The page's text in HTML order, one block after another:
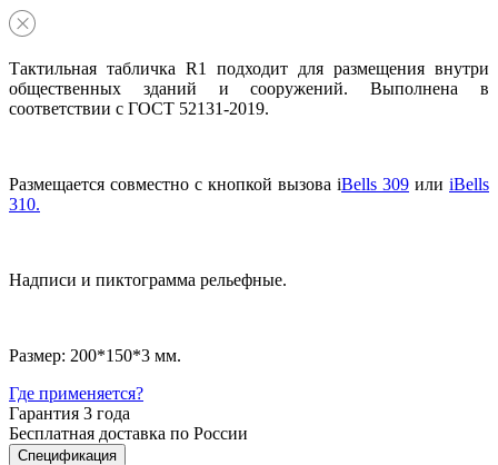
Тактильная табличка R1 подходит для размещения внутри
общественных зданий и сооружений. Выполнена в
соответствии с ГОСТ 52131-2019.
Размещается совместно с кнопкой вызова iBells 309 или iBells
310.
Надписи и пиктограмма рельефные.
Размер: 200*150*3 мм.
Где применяется?
Гарантия 3 года
Бесплатная доставка по России
Спецификация